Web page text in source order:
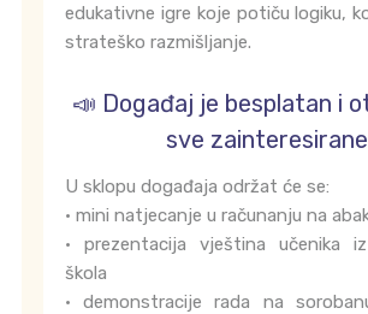
edukativne igre koje potiču logiku,
strateško razmišljanje.
📣 Događaj je besplatan i
sve
U sklopu događaja održat će se:
• mini natjecanje u računanju na
• prezentacija vještina učenika
škola
• demonstracije rada na